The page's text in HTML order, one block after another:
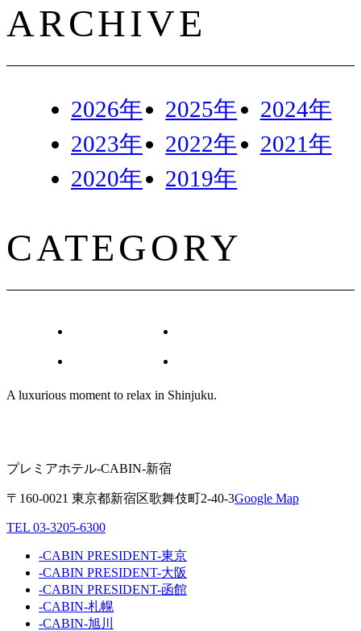
ARCHIVE
2026年 2025年
2024年
2023年
2022年
2021年
2020年
2019年
CATEGORY
A luxurious moment to relax in Shinjuku.
プレミアホテル-CABIN-新宿
〒160-0021 東京都新宿区歌舞伎町2-40-3Google Map
TEL 03-3205-6300
-CABIN PRESIDENT-東京
-CABIN PRESIDENT-大阪
-CABIN PRESIDENT-函館
-CABIN-札幌
-CABIN-旭川